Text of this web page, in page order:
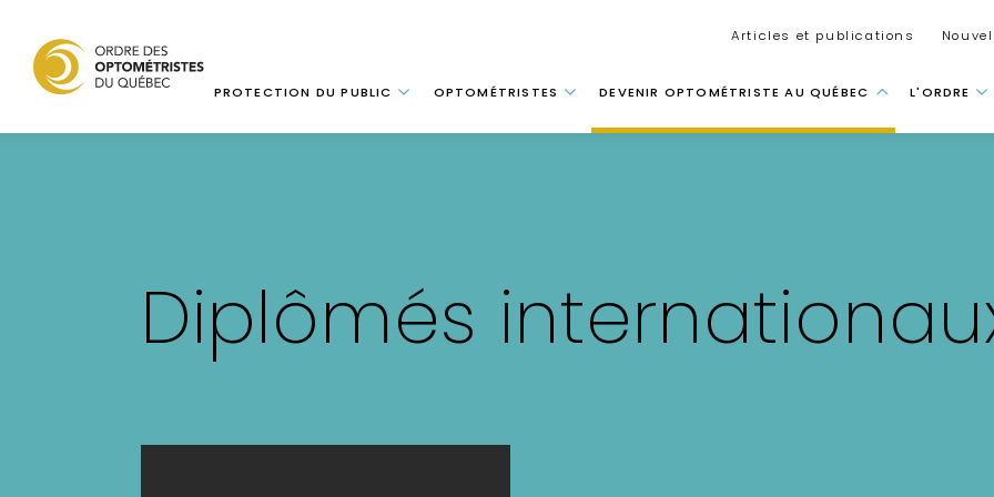
au
Articles et publications
Navigation principale
PROTECTION DU PUBLIC OPTOMÉTRISTES DEVENIR OPTOMÉTRISTE AU QUÉBEC L'ORDRE
Diplômés